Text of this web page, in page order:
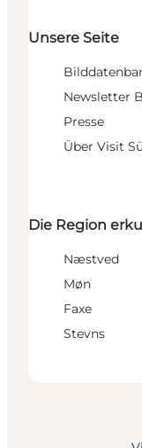
Unsere Seite
Newsletter
Presse
Über Visit
Die Region
Næstved
Møn
Faxe
Stevns